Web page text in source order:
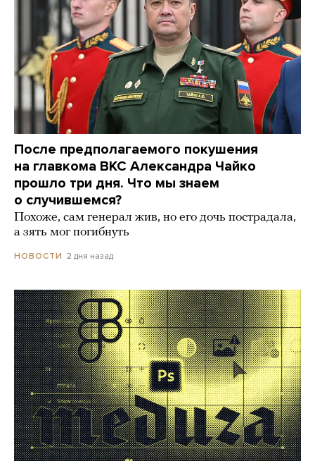
После предполагаемого покушения
на главкома ВКС Александра Чайко
прошло три дня. Что мы знаем
о случившемся?
Похоже, сам генерал жив, но его дочь пострадала,
а зять мог погибнуть
НОВОСТИ 2 дня назад